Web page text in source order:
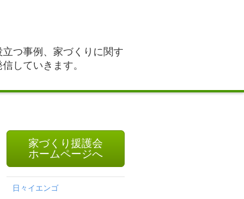
つ事例、家づくりに関す
していきます。
家づくり援護会
ホームページへ
日々イエンゴ